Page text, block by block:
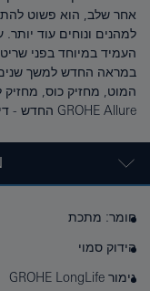
אחר שלב, הוא פשוט
במראה החדש למשך
המוט, מחזיק כוס,
GROHE Allure החדש - דיוק בצורה ובתפקוד
חומר: מתכת
הידוק סמוי
גימור GROHE LongLife